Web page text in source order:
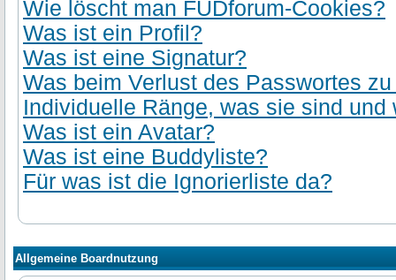
Wie löscht man FUDforum-Cookies?
Was ist ein Profil?
Was ist eine Signatur?
Was beim Verlust des Passwortes
Individuelle Ränge, was sie sind und
Was ist ein Avatar?
Was ist eine Buddyliste?
Für was ist die Ignorierliste da?
Allgemeine Boardnutzung